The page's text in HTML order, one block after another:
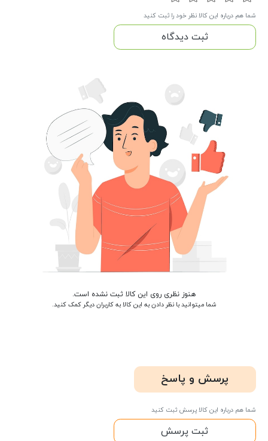
شما هم درباره این کالا نظر خود را ثبت کنید
ثبت دیدگاه
هنوز نظری روی این کالا ثبت نشده است.
شما میتوانید با نظر دادن به این کالا به کاربران دیگر کمک کنید.
پرسش و پاسخ
شما هم درباره این کالا پرسش ثبت کنید
ثبت پرسش